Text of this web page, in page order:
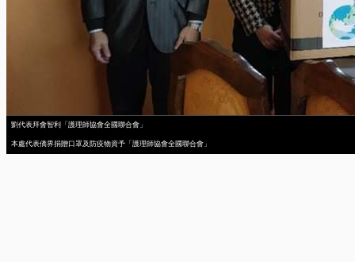
劉代表拜會智利「護理師協會全國聯合會」
本處代表僑界捐贈口罩及防疫物資予「護理師協會全國聯合會」